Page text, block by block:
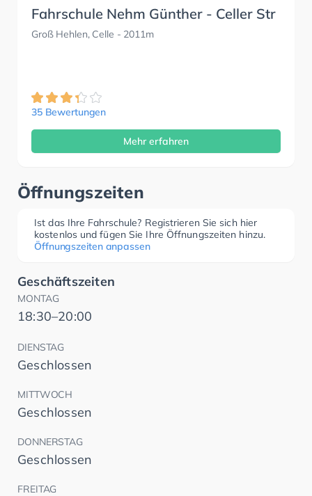
Fahrschule Nehm Günther - Celler Str
Groß Hehlen, Celle - 2011m
35 Bewertungen
Mehr erfahren
Öffnungszeiten
Ist das Ihre Fahrschule? Registrieren Sie sich hier
kostenlos und fügen Sie Ihre Öffnungszeiten hinzu.
Öffnungszeiten anpassen
Geschäftszeiten
MONTAG
18:30–20:00
DIENSTAG
Geschlossen
MITTWOCH
Geschlossen
DONNERSTAG
Geschlossen
FREITAG